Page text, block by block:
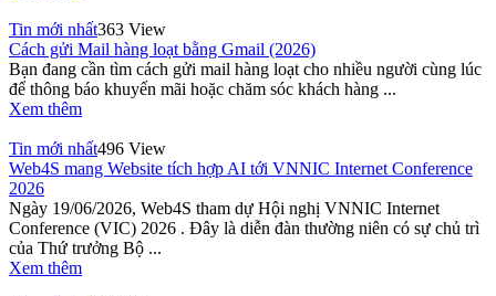
Tin mới nhất363 View
Cách gửi Mail hàng loạt bằng Gmail (2026)
Bạn đang cần tìm cách gửi mail hàng loạt cho nhiều người cùng lúc
để thông báo khuyến mãi hoặc chăm sóc khách hàng ...
Xem thêm
Tin mới nhất496 View
Web4S mang Website tích hợp AI tới VNNIC Internet Conference
2026
Ngày 19/06/2026, Web4S tham dự Hội nghị VNNIC Internet
Conference (VIC) 2026 . Đây là diễn đàn thường niên có sự chủ trì
của Thứ trưởng Bộ ...
Xem thêm